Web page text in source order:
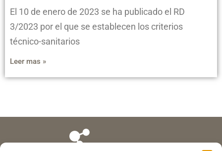
El 10 de enero de 2023 se ha publicado el RD
3/2023 por el que se establecen los criterios
técnico-sanitarios
Leer mas »